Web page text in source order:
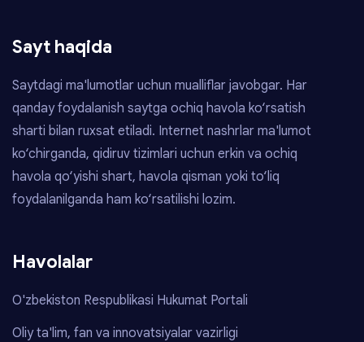
Sayt haqida
Saytdagi ma'lumotlar uchun mualliflar javobgar. Har
qanday foydalanish saytga ochiq havola ko‘rsatish
sharti bilan ruxsat etiladi. Internet nashrlar ma'lumot
ko‘chirganda, qidiruv tizimlari uchun erkin va ochiq
havola qo‘yishi shart, havola qisman yoki to‘liq
foydalanilganda ham ko‘rsatilishi lozim.
Havolalar
O'zbekiston Respublikasi Hukumat Portali
Oliy ta'lim, fan va innovatsiyalar vazirligi